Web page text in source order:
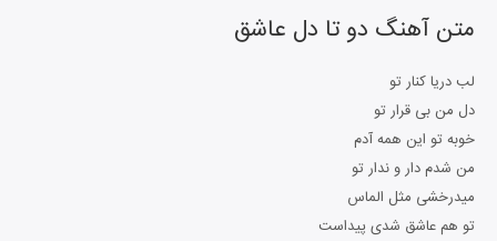
متن آهنگ دو تا دل عاشق
لب دریا کنار تو
دل من بی قرار تو
خوبه تو این همه آدم
من شدم دار و ندار تو
میدرخشی مثل الماس
تو هم عاشق شدی پیداست